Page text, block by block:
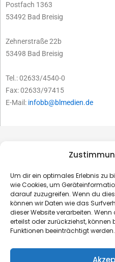
Um dir ein optimales Erlebnis zu
wie Cookies, um
darauf zuzugreifen. Wenn du
können wir Daten wie das
dieser Website verarbeiten.
erteilst oder zurückziehst,
Funktionen beeinträchtigt werden.
Postfach 1363
53492 Bad Breisig
Zehnerstraße 22b
53498 Bad Breisig
Tel.: 02633/4540-0
Fax: 02633/97415
E-Mail: infobb@blmedien.de